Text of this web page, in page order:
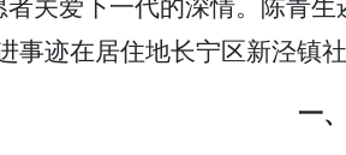
关爱下一代的深情。陈青
事迹在居住地长宁区新泾镇
一